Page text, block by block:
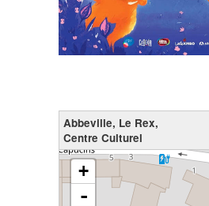
Abbeville, Le Rex,
Centre Culturel
chargement de la carte - veuillez patienter...
+
-